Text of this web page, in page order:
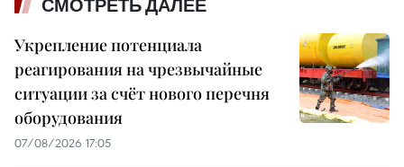
СМОТРЕТЬ ДАЛЕЕ
Укрепление потенциала
реагирования на чрезвычайные
ситуации за счёт нового перечня
оборудования
07/08/2026 17:05